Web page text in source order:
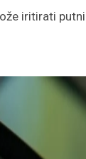
iritirati